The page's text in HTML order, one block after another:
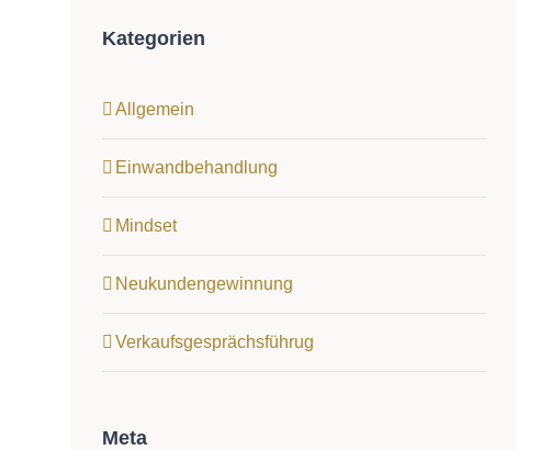
Kategorien
Allgemein
Einwandbehandlung
Mindset
Neukundengewinnung
Verkaufsgesprächsführug
Meta